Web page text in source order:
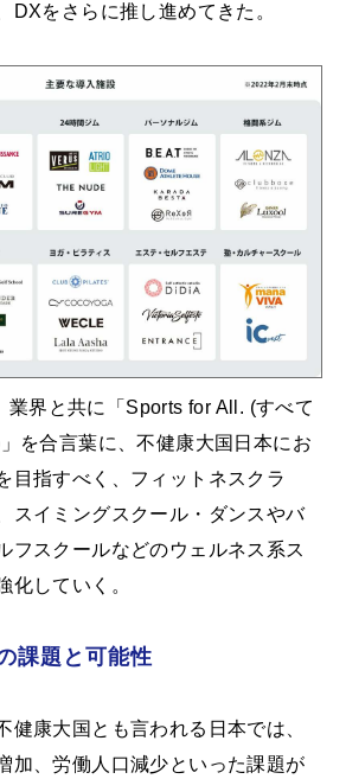
DXをさらに推し進めてきた。
業界と共に「Sports for All. (すべて
を合言葉に、不健康大国日本にお
目指すべく、フィットネスクラ
スイミングスクール・ダンスやバ
フスクールなどのウェルネス系ス
化していく。
課題と可能性
健康大国とも言われる日本では、
加、労働人口減少といった課題が